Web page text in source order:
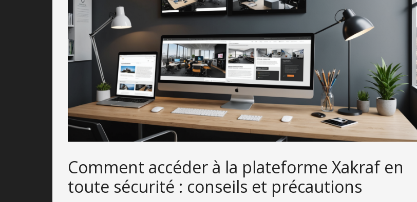
Comment accéder à la plateforme Xakraf en
toute sécurité : conseils et précautions